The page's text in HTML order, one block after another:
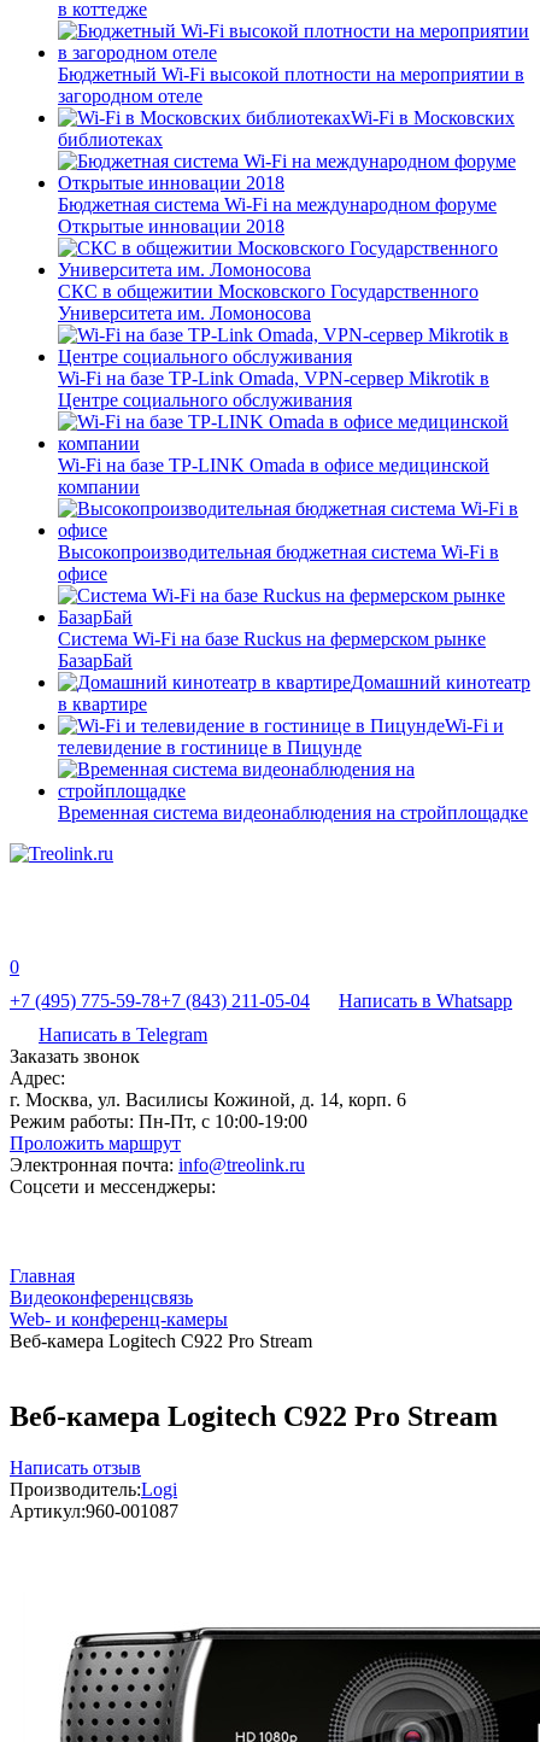
в коттедже
Бюджетный Wi-Fi высокой плотности на мероприятии в
загородном отеле
Wi-Fi в Московских
библиотеках
Бюджетная система Wi-Fi на международном форуме
Открытые инновации 2018
СКС в общежитии Московского Государственного
Университета им. Ломоносова
Wi-Fi на базе TP-Link Omada, VPN-сервер Mikrotik в
Центре социального обслуживания
Wi-Fi на базе TP-LINK Omada в офисе медицинской
компании
Высокопроизводительная бюджетная система Wi-Fi в
офисе
Система Wi-Fi на базе Ruckus на фермерском рынке
БазарБай
Домашний кинотеатр
в квартире
Wi-Fi и
телевидение в гостинице в Пицунде
Временная система видеонаблюдения на стройплощадке
0
+7 (495) 775-59-78+7 (843) 211-05-04
Написать в Whatsapp
Написать в Telegram
Заказать звонок
Адрес:
г. Москва, ул. Василисы Кожиной, д. 14, корп. 6
Режим работы: Пн-Пт, с 10:00-19:00
Проложить маршрут
Электронная почта: info@treolink.ru
Соцсети и мессенджеры:
Главная
Видеоконференцсвязь
Web- и конференц-камеры
Веб-камера Logitech C922 Pro Stream
Веб-камера Logitech C922 Pro Stream
Написать отзыв
Производитель:Logi
Артикул:960-001087